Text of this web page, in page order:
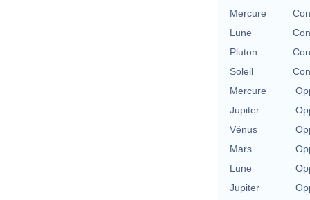
Mercure
Lune
Pluton
Soleil
Mercure
Jupiter
Vénus
Mars
Lune
Jupiter